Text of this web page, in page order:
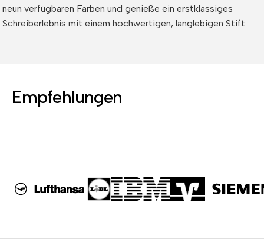
neun verfügbaren Farben und genieße ein erstklassiges
Schreiberlebnis mit einem hochwertigen, langlebigen Stift.
Empfehlungen